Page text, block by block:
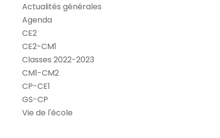
Actualités générales
Agenda
CE2
CE2-CM1
Classes 2022-2023
CM1-CM2
CP-CE1
GS-CP
Vie de l'école